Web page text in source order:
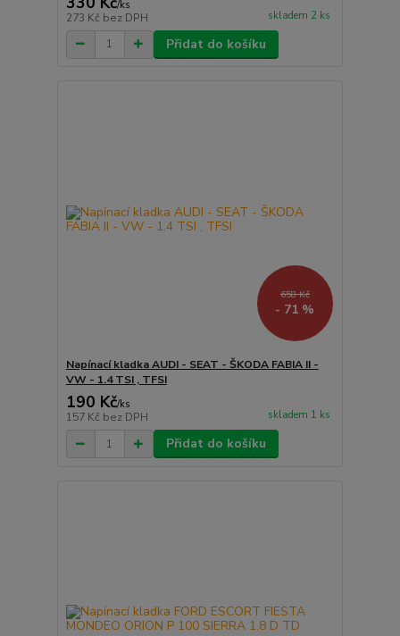
/ks
273 Kč bez DPH skladem 2 ks
Přidat do košíku
658 Kč
- 71 %
Napínací kladka AUDI - SEAT - ŠKODA FABIA II -
VW - 1.4 TSI , TFSI
190 Kč/ks
157 Kč bez DPH skladem 1 ks
Přidat do košíku